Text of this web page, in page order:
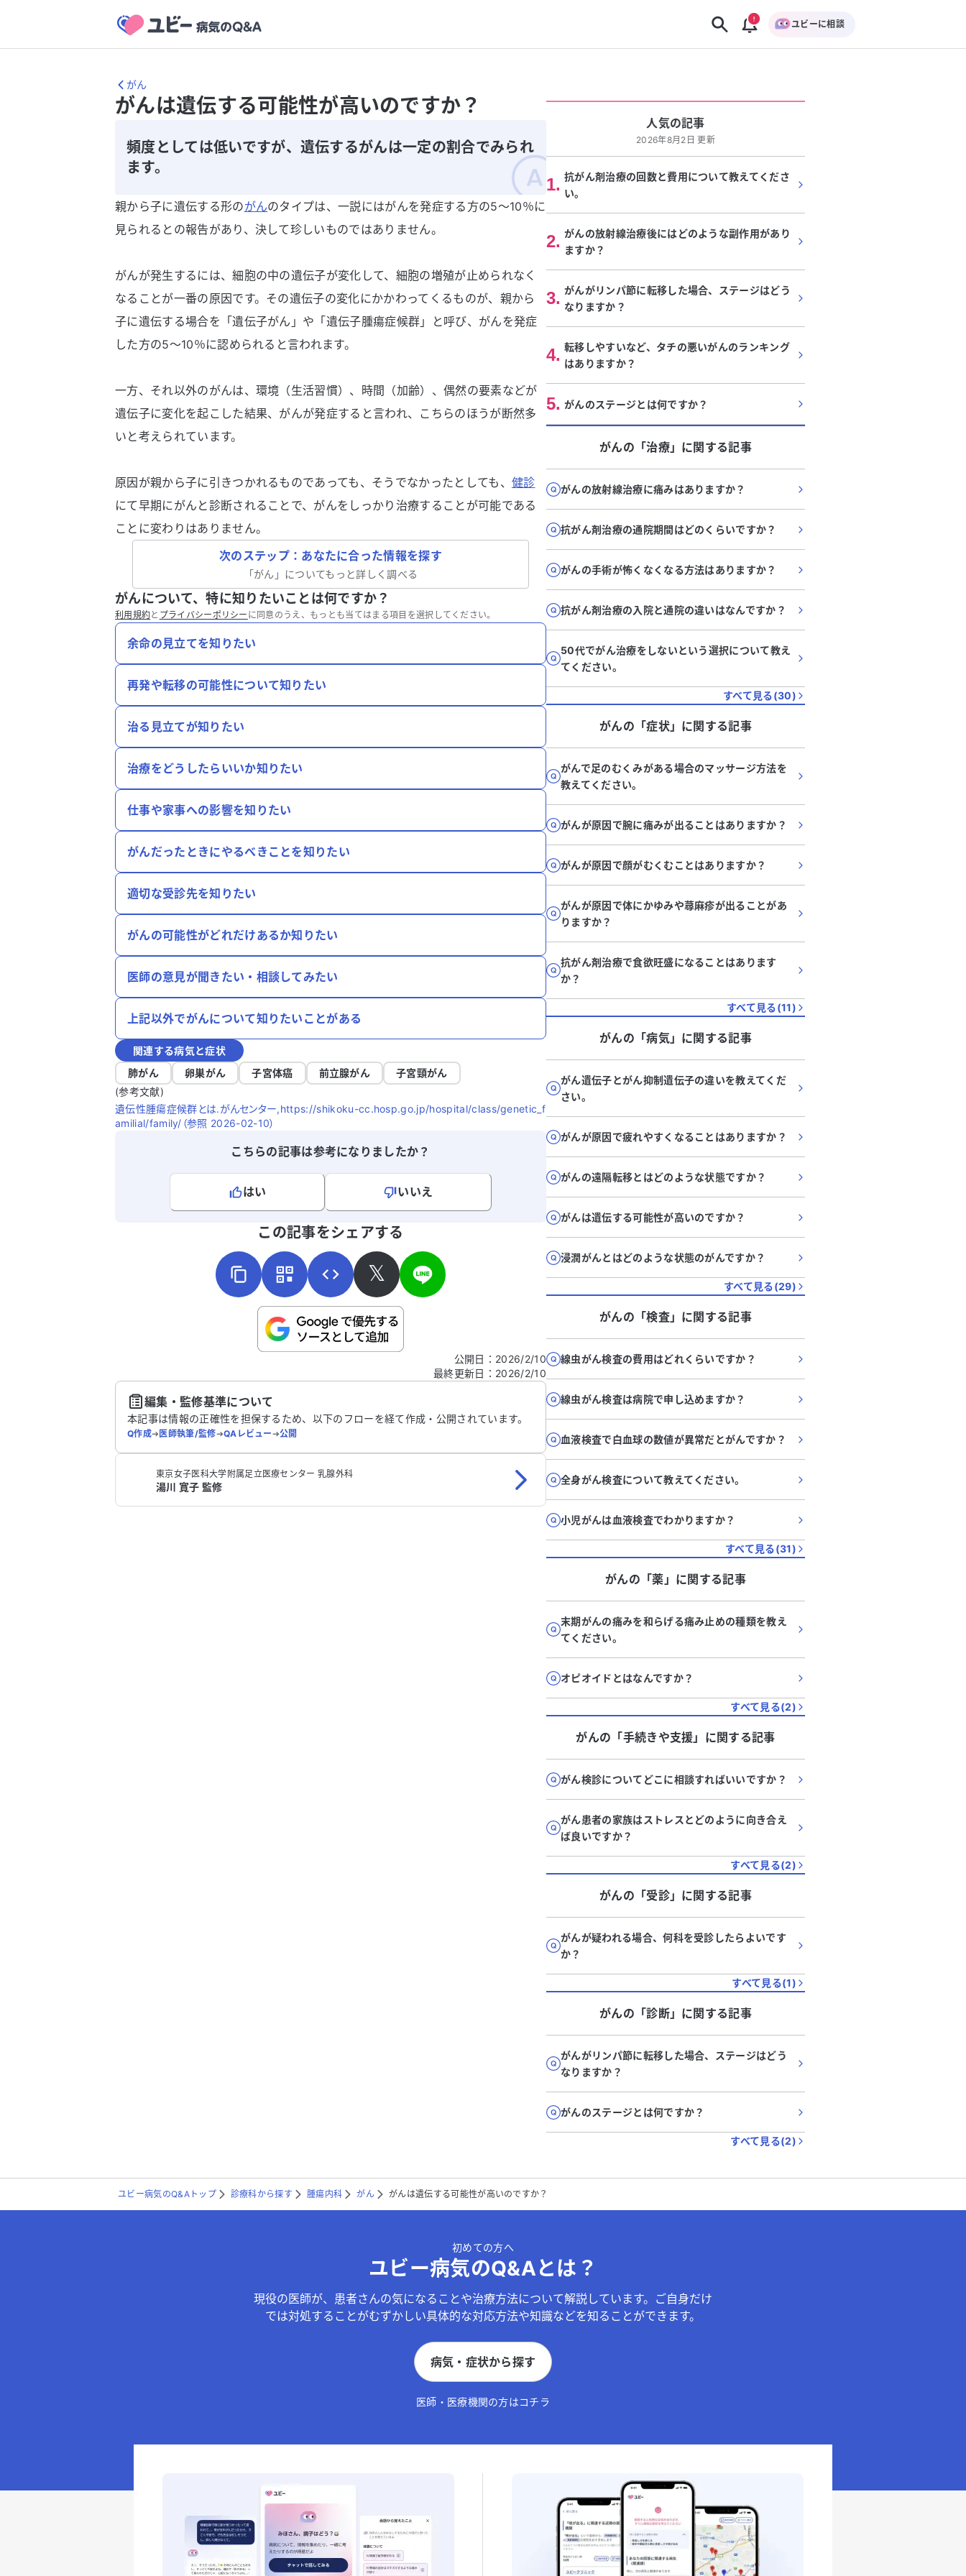
ユビーに相談
がん
がんは遺伝する可能性が高いのですか？
頻度としては低いですが、遺伝するがんは一定の割合でみられ
ます。
親から子に遺伝する形のがんのタイプは、一説にはがんを発症する方の5～10％に
見られるとの報告があり、決して珍しいものではありません。
がんが発生するには、細胞の中の遺伝子が変化して、細胞の増殖が止められなく
なることが一番の原因です。その遺伝子の変化にかかわってくるものが、親から
子に遺伝する場合を「遺伝子がん」や「遺伝子腫瘍症候群」と呼び、がんを発症
した方の5～10％に認められると言われます。
一方、それ以外のがんは、環境（生活習慣）、時間（加齢）、偶然の要素などが
遺伝子に変化を起こした結果、がんが発症すると言われ、こちらのほうが断然多
いと考えられています。
原因が親から子に引きつかれるものであっても、そうでなかったとしても、 健診
にて早期にがんと診断されることで、がんをしっかり治療することが可能である
ことに変わりはありません。
次のステップ：あなたに合った情報を探す
「がん 」についてもっと詳しく調べる
がんについて、特に知りたいことは何ですか？
利用規約と プライバシーポリシー に同意のうえ、もっとも当てはまる項目を選択してください。
余命の見立てを知りたい
再発や転移の可能性について知りたい
治る見立てが知りたい
治療をどうしたらいいか知りたい
仕事や家事への影響を知りたい
がんだったときにやるべきことを知りたい
適切な受診先を知りたい
がんの可能性がどれだけあるか知りたい
医師の意見が聞きたい・相談してみたい
上記以外でがんについて知りたいことがある
関連する病気と症状
肺がん
卵巣がん 子宮体癌 前立腺がん
子宮頸がん
(参考文献)
遺伝性腫瘍症候群とは.がんセンター,https://shikoku-cc.hosp.go.jp/hospital/class/genetic_f
amilial/family/（参照 2026-02-10）
こちらの記事は参考になりましたか？
はい
いいえ
こちらは送信専用のフォームです。氏名やご自身の病気の詳細などの個人情報は入れないでくだ
この記事をシェアする
𝕏
公開日 ： 2026/2/10
最終更新日 ： 2026/2/10
編集・監修基準について
本記事は情報の正確性を担保するため、以下のフローを経て作成・公開されています。
Q作成➔医師執筆/監修➔QAレビュー➔公開
東京女子医科大学附属足立医療センター 乳腺外科
湯川 寛子 監修
人気の記事
2026年8月2日 更新
1. 抗がん剤治療の回数と費用について教えてくださ
い。
2. がんの放射線治療後にはどのような副作用があり
ますか？
3. がんがリンパ節に転移した場合、ステージはどう
なりますか？
4. 転移しやすいなど、タチの悪いがんのランキング
はありますか？
5. がんのステージとは何ですか？
がんの「治療」に関する記事
がんの放射線治療に痛みはありますか？
抗がん剤治療の通院期間はどのくらいですか？
がんの手術が怖くなくなる方法はありますか？
抗がん剤治療の入院と通院の違いはなんですか？
50代でがん治療をしないという選択について教え
てください。
すべて見る(30)
がんの「症状」に関する記事
がんで足のむくみがある場合のマッサージ方法を
教えてください。
がんが原因で腕に痛みが出ることはありますか？
がんが原因で顔がむくむことはありますか？
がんが原因で体にかゆみや蕁麻疹が出ることがあ
りますか？
抗がん剤治療で食欲旺盛になることはあります
か？
すべて見る(11)
がんの「病気」に関する記事
がん遺伝子とがん抑制遺伝子の違いを教えてくだ
さい。
がんが原因で疲れやすくなることはありますか？
がんの遠隔転移とはどのような状態ですか？
がんは遺伝する可能性が高いのですか？
浸潤がんとはどのような状態のがんですか？
すべて見る(29)
がんの「検査」に関する記事
線虫がん検査の費用はどれくらいですか？
線虫がん検査は病院で申し込めますか？
血液検査で白血球の数値が異常だとがんですか？
全身がん検査について教えてください。
小児がんは血液検査でわかりますか？
すべて見る(31)
がんの「薬 」に関する記事
末期がんの痛みを和らげる痛み止めの種類を教え
てください。
オピオイドとはなんですか？
すべて見る(2)
がんの「手続きや支援」に関する記事
がん検診についてどこに相談すればいいですか？
がん患者の家族はストレスとどのように向き合え
ば良いですか？
すべて見る(2)
がんの「受診」に関する記事
がんが疑われる場合、何科を受診したらよいです
か？
すべて見る(1)
がんの「診断」に関する記事
がんがリンパ節に転移した場合、ステージはどう
なりますか？
がんのステージとは何ですか？
すべて見る(2)
ユビー病気のQ&Aトップ 診療科から探す 腫瘍内科 がん がんは遺伝する可能性が高いのですか？
初めての方へ
ユビー病気のQ&Aとは？
現役の医師が、患者さんの気になることや治療方法について解説しています。ご自身だけ
では対処することがむずかしい具体的な対応方法や知識などを知ることができます。
病気・症状から探す
医師・医療機関の方はコチラ